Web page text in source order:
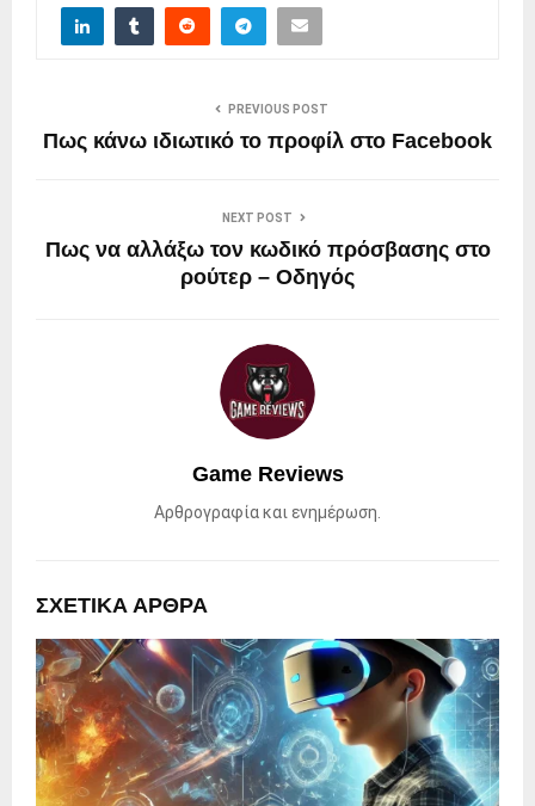
PREVIOUS POST
Πως κάνω ιδιωτικό το προφίλ στο Facebook
NEXT POST
Πως να αλλάξω τον κωδικό πρόσβασης στο
ρούτερ – Οδηγός
Game Reviews
Αρθρογραφία και ενημέρωση.
ΣΧΕΤΙΚΑ ΑΡΘΡΑ